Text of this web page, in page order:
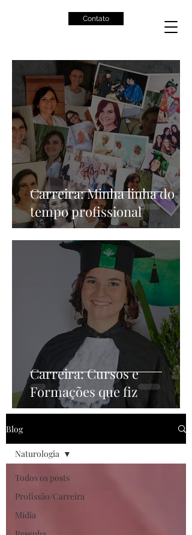
Contato
Carreira: Minha linha do
tempo profissional
Carreira: Cursos e
Formações que fiz
Blog
Todos os posts
Profissão/Carreira
Mídia
Naturologia